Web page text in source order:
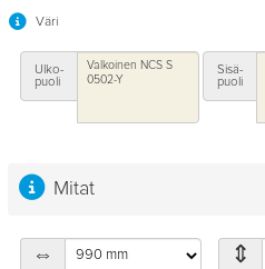
Väri
Ulko-
puoli
Valkoinen NCS S
0502-Y
Sisä-
puoli
Mitat
⇔ ⇕